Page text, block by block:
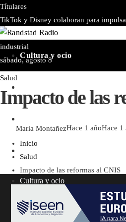
Títulares
TikTok y Disney colaboran para
de más de 9.000 bancos y sus efectos
industrial
sábado, agosto 8
Cultura y ocio
Cultura y ocio
Responsabilidad social
Inversiones y negocios
Salud
Impacto de las
Maria MontañezHace 1 añoHace 1
Inicio
Salud
Impacto de las reformas al CNIS